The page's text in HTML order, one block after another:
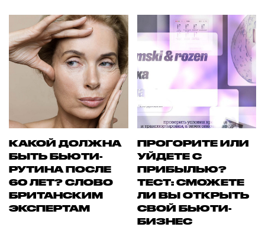
КАКОЙ ДОЛЖНА
БЫТЬ БЬЮТИ-
РУТИНА ПОСЛЕ
60 ЛЕТ? СЛОВО
БРИТАНСКИМ
ЭКСПЕРТАМ
ПРОГОРИТЕ ИЛИ
УЙДЕТЕ С
ПРИБЫЛЬЮ?
ТЕСТ: СМОЖЕТЕ
ЛИ ВЫ ОТКРЫТЬ
СВОЙ БЬЮТИ-
БИЗНЕС